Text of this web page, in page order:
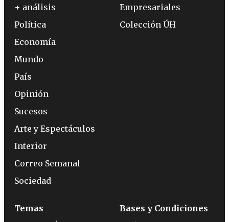
+ análisis
Política
Economía
Mundo
País
Opinión
Sucesos
Arte y Espectáculos
Interior
Correo Semanal
Sociedad
Empresariales
Colección ÚH
Temas
Bases y Condiciones